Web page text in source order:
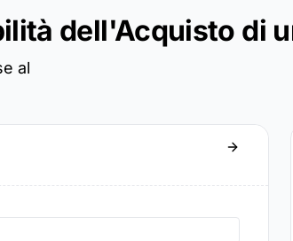
dell'Acquisto di
al